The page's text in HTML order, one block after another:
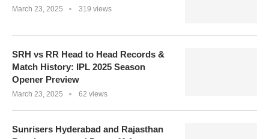
March 23, 2025 319 views
SRH vs RR Head to Head Records &
Match History: IPL 2025 Season
Opener Preview
March 23, 2025 62 views
Sunrisers Hyderabad and Rajasthan